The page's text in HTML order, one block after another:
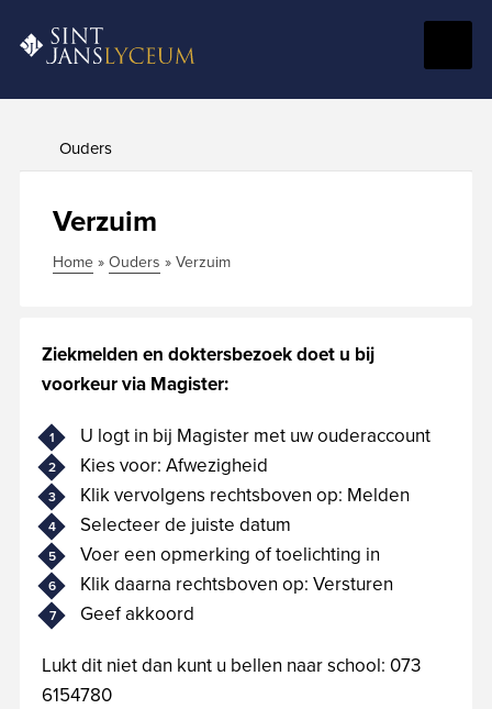
hoofdinhoud
Home
Ouders
Verzuim
Home» Ouders » Verzuim
Ziekmelden en doktersbezoek doet u bij
voorkeur via Magister:
U logt in bij Magister met uw ouderaccount
Kies voor: Afwezigheid
Klik vervolgens rechtsboven op: Melden
Selecteer de juiste datum
Voer een opmerking of toelichting in
Klik daarna rechtsboven op: Versturen
Geef akkoord
Lukt dit niet dan kunt u bellen naar school: 073
6154780